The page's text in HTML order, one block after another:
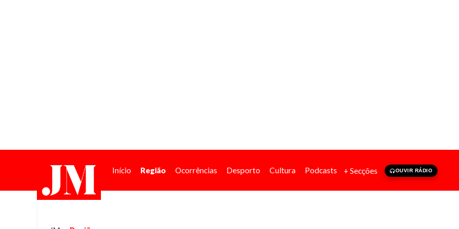
Início Região Ocorrências Desporto Cultura Podcasts + Secções OUVIR RÁDIO